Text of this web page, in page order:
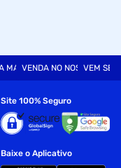
MARTVENDA NO NOSSO SITE
VEM SER
Site 100% Seguro
Baixe o Aplicativo